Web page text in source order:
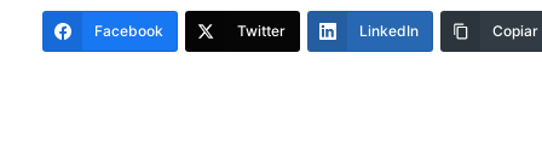
Facebook Twitter LinkedIn Copiar